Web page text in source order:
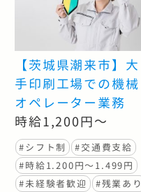
【茨城県潮来市】大
手印刷工場での機械
オペレーター業務
時給1,200円～
#シフト制
#交通費支給
#時給1.200円〜1.499円
#未経験者歓迎
#残業あり